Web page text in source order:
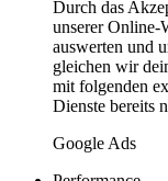
Durch das
unserer Online-
auswerten und
gleichen wir
mit folgenden
Dienste bereits
Google Ads